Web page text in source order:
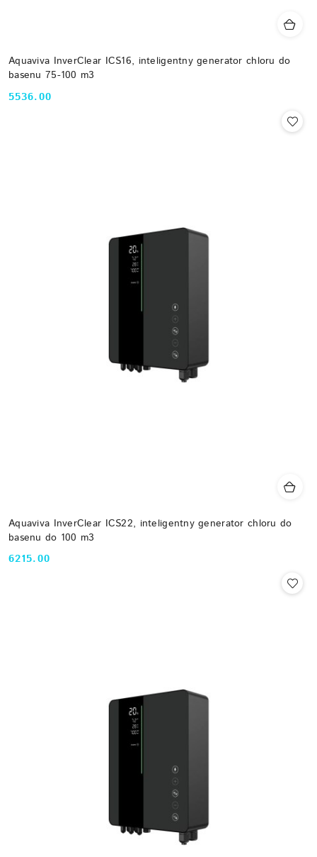
Aquaviva InverClear ICS16, inteligentny generator chloru do
basenu 75-100 m3
Cena:
5536.00
Aquaviva InverClear ICS22, inteligentny generator chloru do
basenu do 100 m3
Cena:
6215.00